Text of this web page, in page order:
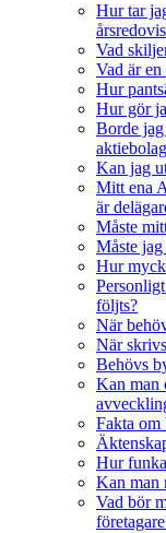
Hur tar
Vad
Vad är
Hur
Hur gör
Borde
Kan jag
Mitt ena
är
Måste
Måste
Hur
följts?
När
När
Behövs
Kan man
Fakta om
Hur
Kan man
Vad bör